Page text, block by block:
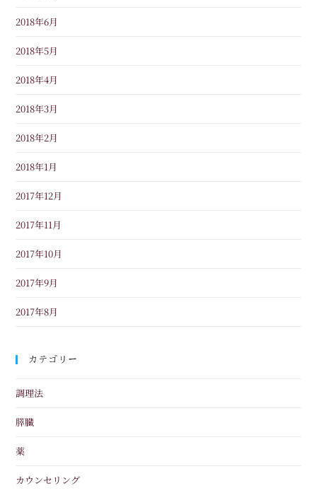
2018年6月
2018年5月
2018年4月
2018年3月
2018年2月
2018年1月
2017年12月
2017年11月
2017年10月
2017年9月
2017年8月
カテゴリー
調理法
膵臓
薬
カウンセリング